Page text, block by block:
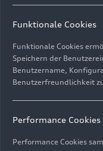
Funktionale Cookies
Funktionale Cookies
Speichern der
Benutzername,
Benutzerfreundlichkeit
Performance Cookies
Performance Cookies